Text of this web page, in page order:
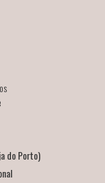
do Porto)